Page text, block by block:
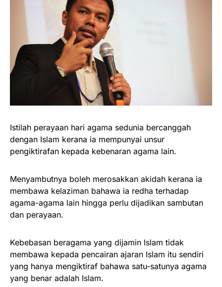
Istilah perayaan hari agama sedunia bercanggah
dengan Islam kerana ia mempunyai unsur
pengiktirafan kepada kebenaran agama lain.
Menyambutnya boleh merosakkan akidah kerana ia
membawa kelaziman bahawa ia redha terhadap
agama-agama lain hingga perlu dijadikan sambutan
dan perayaan.
Kebebasan beragama yang dijamin Islam tidak
membawa kepada pencairan ajaran Islam itu sendiri
yang hanya mengiktiraf bahawa satu-satunya agama
yang benar adalah Islam.